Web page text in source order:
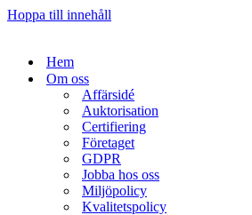
Hoppa till innehåll
Hem
Om oss
Affärsidé
Auktorisation
Certifiering
Företaget
GDPR
Jobba hos oss
Miljöpolicy
Kvalitetspolicy